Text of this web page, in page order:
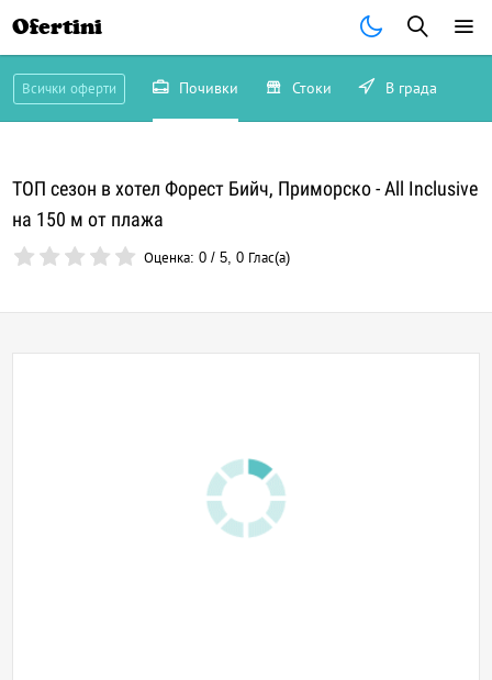
Ofertini
Всички оферти Почивки Стоки В града
ТОП сезон в хотел Форест Бийч, Приморско - All Inclusive
на 150 м от плажа
Оценка:0 /5,0 Глас(а)